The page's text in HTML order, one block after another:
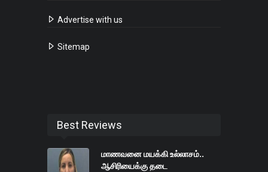
Advertise with us
Sitemap
Best Reviews
மாணவனை மயக்கி உல்லாசம்..
ஆசிரியைக்கு தடை